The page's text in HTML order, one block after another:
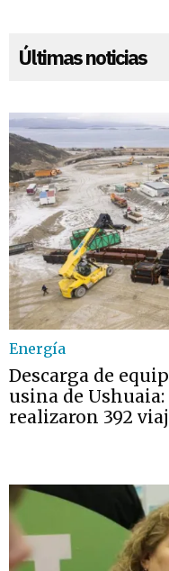
Últimas noticias
Energía
Descarga de
usina de
realizaron 392